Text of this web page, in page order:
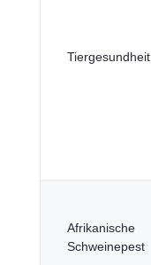
Tiergesundheit
Afrikanische
Schweinepest